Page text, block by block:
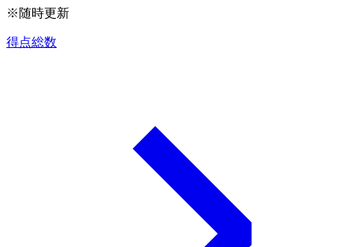
※随時更新
得点総数